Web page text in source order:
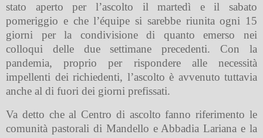
stato aperto per l’ascolto il martedì e il sabato
pomeriggio e che l’équipe si sarebbe riunita ogni 15
giorni per la condivisione di quanto emerso nei
colloqui delle due settimane precedenti. Con la
pandemia, proprio per rispondere alle necessità
impellenti dei richiedenti, l’ascolto è avvenuto tuttavia
anche al di fuori dei giorni prefissati.
Va detto che al Centro di ascolto fanno riferimento le
comunità pastorali di Mandello e Abbadia Lariana e la